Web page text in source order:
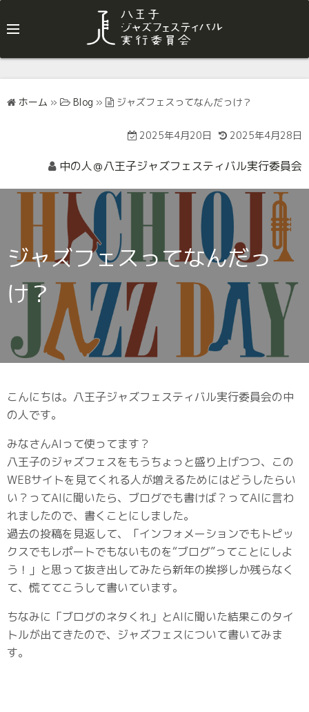
ホーム » Blog » ジャズフェスってなんだっけ？
2025年4月20日 2025年4月28日
中の人＠八王子ジャズフェスティバル実行委員会
ジャズフェスってなんだっ
け？
こんにちは。八王子ジャズフェスティバル実行委員会の中
の人です。
みなさんAIって使ってます？
八王子のジャズフェスをもうちょっと盛り上げつつ、この
WEBサイトを見てくれる人が増えるためにはどうしたらい
い？ってAIに聞いたら、ブログでも書けば？ってAIに言わ
れましたので、書くことにしました。
過去の投稿を見返して、「インフォメーションでもトピッ
クスでもレポートでもないものを“ブログ”ってことにしよ
う！」と思って抜き出してみたら新年の挨拶しか残らなく
て、慌ててこうして書いています。
ちなみに「ブログのネタくれ」とAIに聞いた結果このタイ
トルが出てきたので、ジャズフェスについて書いてみま
す。